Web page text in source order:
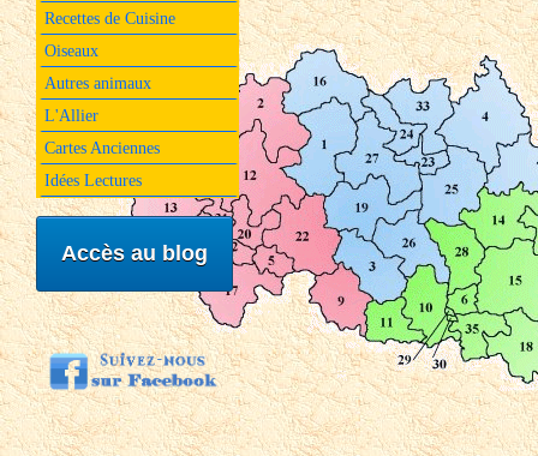
Recettes de Cuisine
Oiseaux
Autres animaux
L'Allier
Cartes Anciennes
Idées Lectures
Accès au blog